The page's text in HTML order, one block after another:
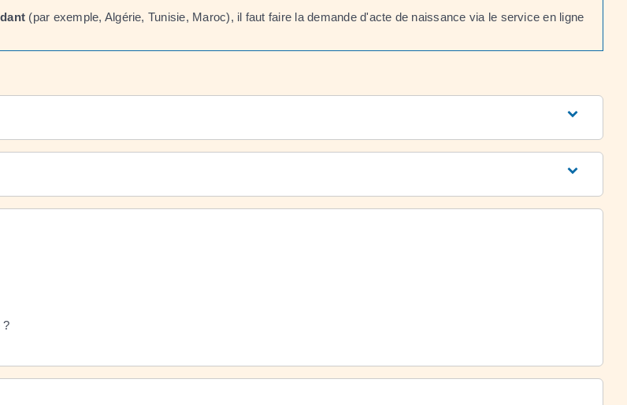
(par exemple, Algérie, Tunisie, Maroc), il faut faire la demande d'acte de naissance via le service en ligne
?